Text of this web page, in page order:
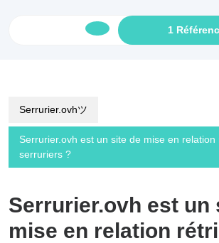
Open
1
Serrurier.ovhツ
Serrurier.ovh est un site de mise en
serruriers ?
Serrurier.ovh est un
mise en relation